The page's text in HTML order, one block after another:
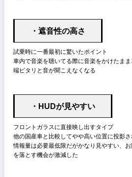
車速に対して自動で音量を調整する機
スマホホルダ